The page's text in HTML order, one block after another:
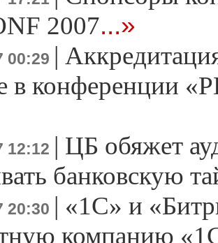
2007...»
00:29 |
в конференции
12:12 | ЦБ обяжет
банковскую
20:30 | «1С» и
компанию